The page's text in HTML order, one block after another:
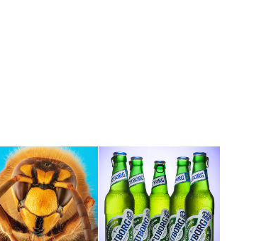
Makrofotod Tuborg Green